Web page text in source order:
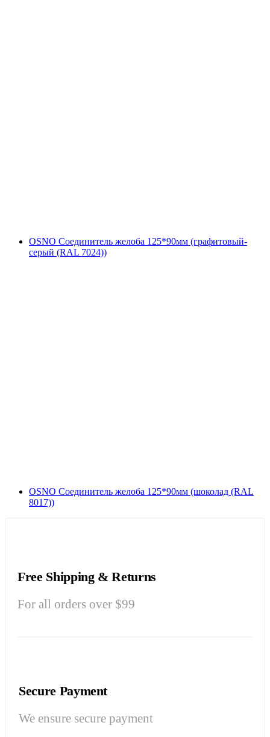
OSNO Соединитель желоба 125*90мм (графитовый-
серый (RAL 7024))
OSNO Соединитель желоба 125*90мм (шоколад (RAL
8017))
Free Shipping & Returns
For all orders over $99
Secure Payment
We ensure secure payment